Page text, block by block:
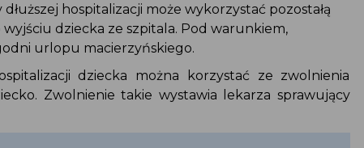
hospitalizacji może wykorzystać pozostałą
dziecka ze szpitala. Pod warunkiem,
urlopu macierzyńskiego.
dziecka można korzystać ze zwolnienia
Zwolnienie takie wystawia lekarza sprawujący